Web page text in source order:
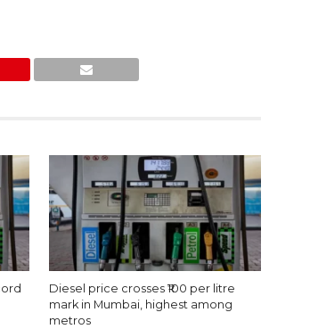
Diesel price crosses ₹100 per litre
mark in Mumbai, highest among
metros